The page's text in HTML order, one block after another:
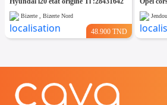
Bizerte , Bizerte Nord
48.900 TND